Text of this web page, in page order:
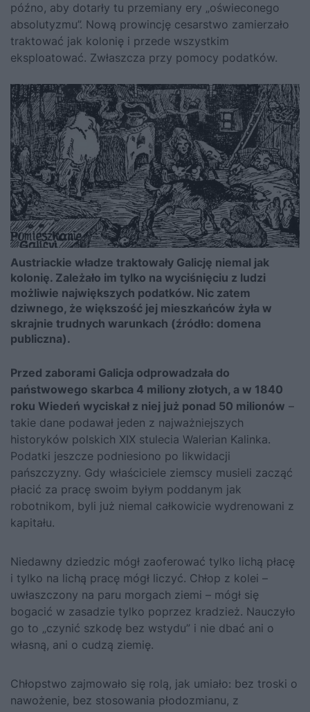
późno, aby dotarły tu przemiany ery „oświeconego
absolutyzmu”. Nową prowincję cesarstwo zamierzało
traktować jak kolonię i przede wszystkim
eksploatować. Zwłaszcza przy pomocy podatków.
Austriackie władze traktowały Galicję niemal jak
kolonię. Zależało im tylko na wyciśnięciu z ludzi
możliwie największych podatków. Nic zatem
dziwnego, że większość jej mieszkańców żyła w
skrajnie trudnych warunkach (źródło: domena
publiczna).
Przed zaborami Galicja odprowadzała do
państwowego skarbca 4 miliony złotych, a w 1840
roku Wiedeń wyciskał z niej już ponad 50 milionów –
takie dane podawał jeden z najważniejszych
historyków polskich XIX stulecia Walerian Kalinka.
Podatki jeszcze podniesiono po likwidacji
pańszczyzny. Gdy właściciele ziemscy musieli zacząć
płacić za pracę swoim byłym poddanym jak
robotnikom, byli już niemal całkowicie wydrenowani z
kapitału.
Niedawny dziedzic mógł zaoferować tylko lichą płacę
i tylko na lichą pracę mógł liczyć. Chłop z kolei –
uwłaszczony na paru morgach ziemi – mógł się
bogacić w zasadzie tylko poprzez kradzież. Nauczyło
go to „czynić szkodę bez wstydu” i nie dbać ani o
własną, ani o cudzą ziemię.
Chłopstwo zajmowało się rolą, jak umiało: bez troski o
nawożenie, bez stosowania płodozmianu, z